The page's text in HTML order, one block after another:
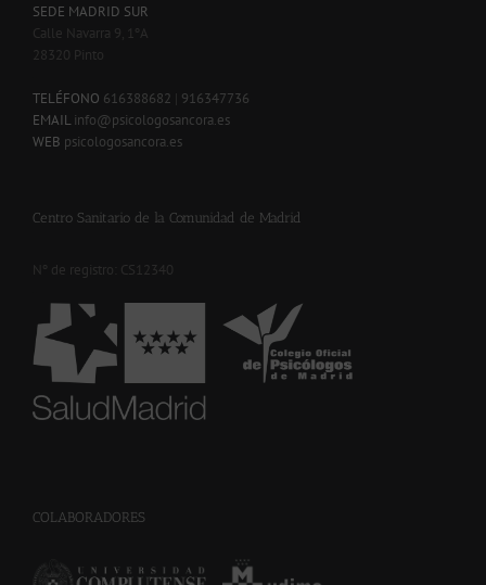
SEDE MADRID SUR
Calle Navarra 9, 1ºA
28320 Pinto
TELÉFONO 616388682
916347736
EMAIL info@psicologosancora.es
WEB psicologosancora.es
Centro Sanitario de la Comunidad de Madrid
Nº de registro: CS12340
COLABORADORES